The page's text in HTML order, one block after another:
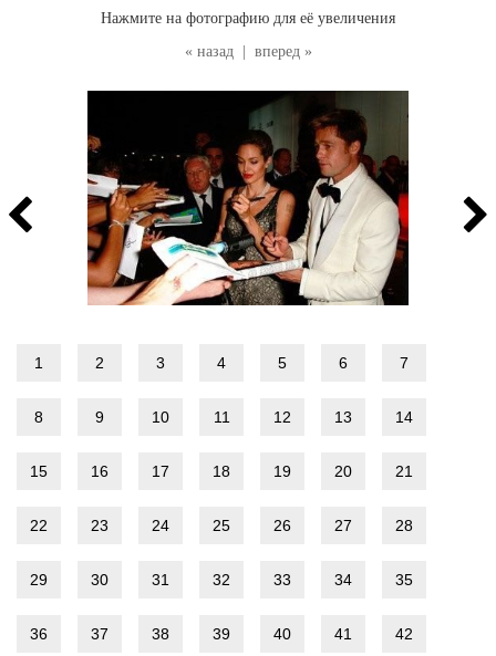
« назад вперед »
Нажмите на фотографию для её увеличения
1 2 3 4 5 6 7
8 9 10 11 12 13 14
15 16 17 18 19 20 21
22 23 24 25 26 27 28
29 30 31 32 33 34 35
36 37 38 39 40 41 42